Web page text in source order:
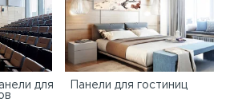
для
Панели для гостиниц